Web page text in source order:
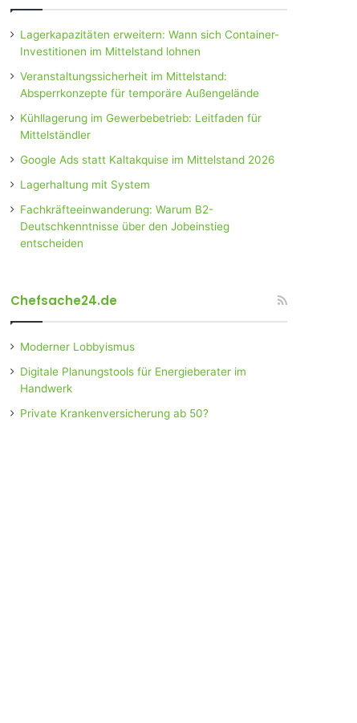
Lagerkapazitäten erweitern: Wann sich Container-
Investitionen im Mittelstand lohnen
Veranstaltungssicherheit im Mittelstand:
Absperrkonzepte für temporäre Außengelände
Kühllagerung im Gewerbebetrieb: Leitfaden für
Mittelständler
Google Ads statt Kaltakquise im Mittelstand 2026
Lagerhaltung mit System
Fachkräfteeinwanderung: Warum B2-
Deutschkenntnisse über den Jobeinstieg
entscheiden
Chefsache24.de
Moderner Lobbyismus
Digitale Planungstools für Energieberater im
Handwerk
Private Krankenversicherung ab 50?